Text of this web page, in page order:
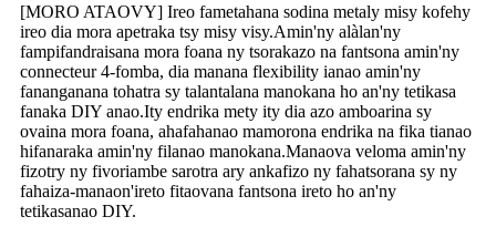
[MORO ATAOVY] Ireo fametahana sodina metaly misy kofehy
ireo dia mora apetraka tsy misy visy.Amin'ny alàlan'ny
fampifandraisana mora foana ny tsorakazo na fantsona amin'ny
connecteur 4-fomba, dia manana flexibility ianao amin'ny
fananganana tohatra sy talantalana manokana ho an'ny tetikasa
fanaka DIY anao.Ity endrika mety ity dia azo amboarina sy
ovaina mora foana, ahafahanao mamorona endrika na fika tianao
hifanaraka amin'ny filanao manokana.Manaova veloma amin'ny
fizotry ny fivoriambe sarotra ary ankafizo ny fahatsorana sy ny
fahaiza-manaon'ireto fitaovana fantsona ireto ho an'ny
tetikasanao DIY.